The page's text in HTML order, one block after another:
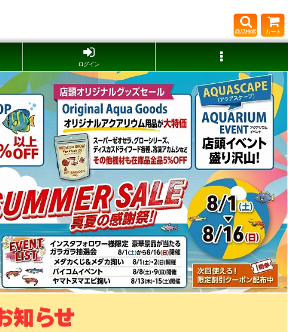
商品検索 カート
ログイン